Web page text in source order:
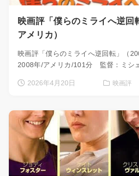
映画評「僕らのミライへ逆回
アメリカ）
映画評「僕らのミライへ逆回転」（
2008年/アメリカ/101分 監督：ミシ
2026年4月20日 映画評